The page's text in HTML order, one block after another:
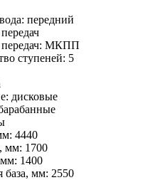
передний
передач: МКПП
ступеней: 5
дисковые
4440
мм: 1700
1400
база, мм: 2550